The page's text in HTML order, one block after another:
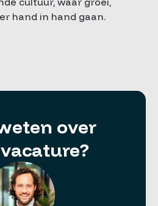
hand in hand gaan.
over